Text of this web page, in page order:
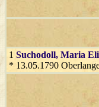
1 Suchodoll, Maria
* 13.05.1790